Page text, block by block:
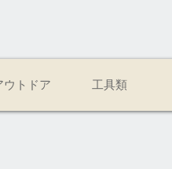
ウトドア 工具類